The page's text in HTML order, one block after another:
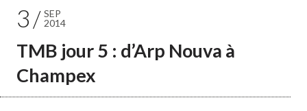
3
SEP
2014
TMB jour 5 : d’Arp Nouva à
Champex